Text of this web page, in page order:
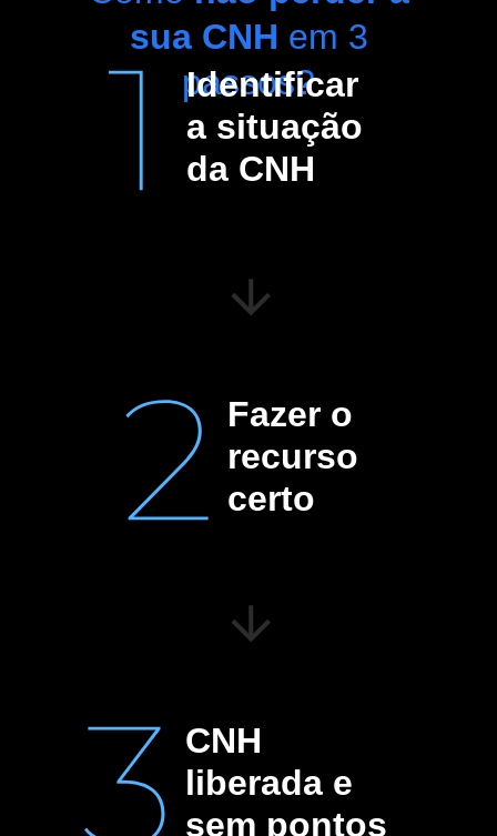
sua CNH em 3
passos?
Identificar
a situação
da CNH
Fazer o
recurso
certo
CNH
liberada e
sem pontos